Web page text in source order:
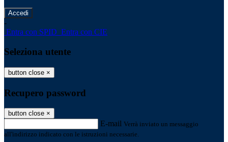
-
Entra con SPID Entra con CIE
Seleziona utente
button close ×
Recupero password
button close ×
E-mail Verrà inviato un messaggio
all'indirizzo indicato con le istruzioni necessarie.